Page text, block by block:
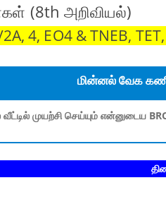
(8th அறிவியல்)
4, EO4 & TNEB,
மின்னல் வேக
முயற்சி செய்யும் என்னுடைய
தினம்